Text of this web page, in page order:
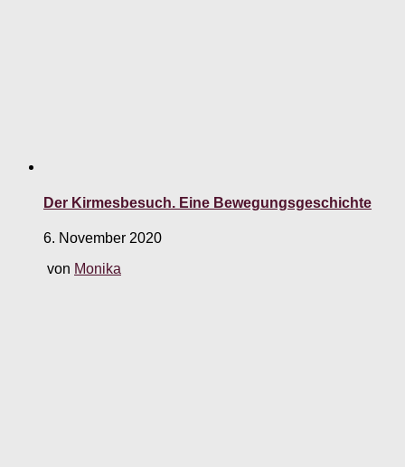
Der Kirmesbesuch. Eine Bewegungsgeschichte
6. November 2020
von Monika